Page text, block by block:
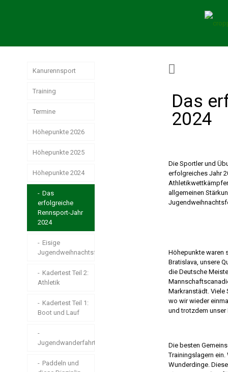
Das
2024
Die Sportler und
erfolgreiches Jahr
allgemeinen
Höhepunkte waren
Bratislava, unsere
die Deutsche
Markranstädt. Viele
wo wir wieder
und trotzdem unser
Die besten
Trainingslagern
Wunderdinge.
Kanurennsport
Training
Termine
Höhepunkte 2026
German
Senioren in
Weltmeisterschaften
der Junioren
Wir hatten sehr
gute
Meisterschaften!
Friedersdorf
Rennsportler –
Höhepunkte 2025
Jahresrückblick
Rennsport 2025
Strike, Pizza &
Weihnachtsstimmung
Athletik in
Laubegast
Jugendfahrt
Flöha zum
ersten Mal
auf
Höhepunkte 2024
Das
erfolgreiche
Rennsport-Jahr
2024
Eisige
Jugendweihnachtsfeier
Kadertest Teil 2:
Athletik
Kadertest Teil 1:
Boot und Lauf
Jugendwanderfahrt
Paddeln und